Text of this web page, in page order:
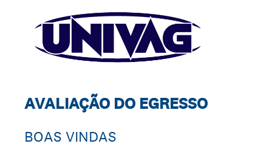
AVALIAÇÃO DO EGRESSO
BOAS VINDAS